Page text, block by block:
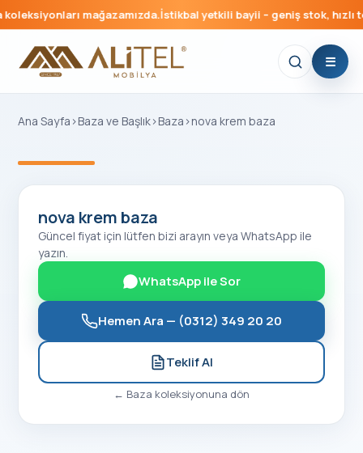
mağazamızda.İstikbal yetkili bayii – geniş stok, hızlı
Ana Sayfa ›Baza ve Başlık›Baza ›nova krem baza
nova krem baza
Güncel fiyat için lütfen bizi arayın veya WhatsApp ile
yazın.
WhatsApp ile Sor
Hemen Ara — (0312) 349 20 20
Teklif Al
← Baza koleksiyonuna dön